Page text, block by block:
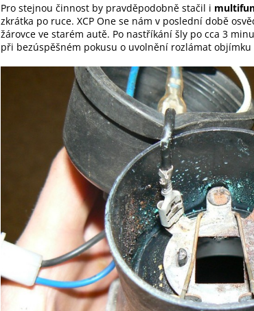
Pro stejnou činnost by pravděpodobně stačil i
zkrátka po ruce. XCP One se nám v poslední době
žárovce ve starém autě. Po nastříkání šly po cca 3
při bezúspěšném pokusu o uvolnění rozlámat